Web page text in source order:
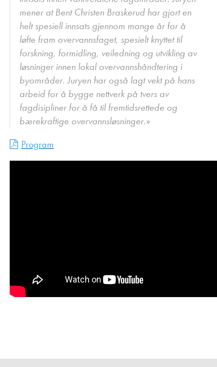
mener at Bent Christen Braskerud har gjort en
helt spesiell innsats gjennom mange år for å
løfte fram overvannsfaget, spesielt knyttet til
forskning, formidling, veiledning og utvikling av
løsninger innen lokal overvannshåndtering i
byområder. Juryen har også lagt vekt på hans
arbeid for å bygge nettverk på tvers av
fagdisipliner for å få til fremtidsrettede og
bærekraftige overvannsløsninger.»
Program